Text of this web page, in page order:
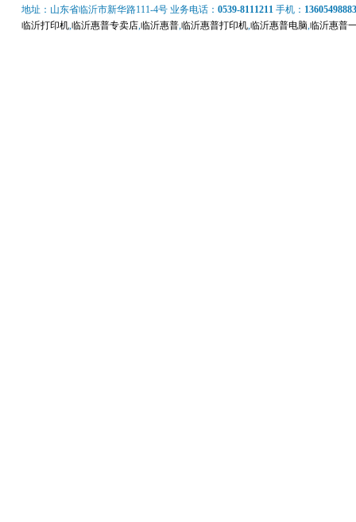
地址：山东省临沂市新华路111-4号 业务电话： 0539-8111211 手机： 13605498883
临沂打印机,临沂惠普专卖店,临沂惠普,临沂惠普打印机,临沂惠普电脑,临沂惠普